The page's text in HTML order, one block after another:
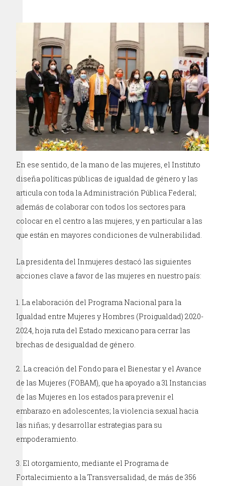
En ese sentido, de la mano de las mujeres, el Instituto
diseña políticas públicas de igualdad de género y las
articula con toda la Administración Pública Federal;
además de colaborar con todos los sectores para
colocar en el centro a las mujeres, y en particular a las
que están en mayores condiciones de vulnerabilidad.
La presidenta del Inmujeres destacó las siguientes
acciones clave a favor de las mujeres en nuestro país:
La elaboración del Programa Nacional para la
Igualdad entre Mujeres y Hombres (Proigualdad) 2020-
2024, hoja ruta del Estado mexicano para cerrar las
brechas de desigualdad de género.
La creación del Fondo para el Bienestar y el Avance
de las Mujeres (FOBAM), que ha apoyado a 31 Instancias
de las Mujeres en los estados para prevenir el
embarazo en adolescentes; la violencia sexual hacia
las niñas; y desarrollar estrategias para su
empoderamiento.
El otorgamiento, mediante el Programa de
Fortalecimiento a la Transversalidad, de más de 356